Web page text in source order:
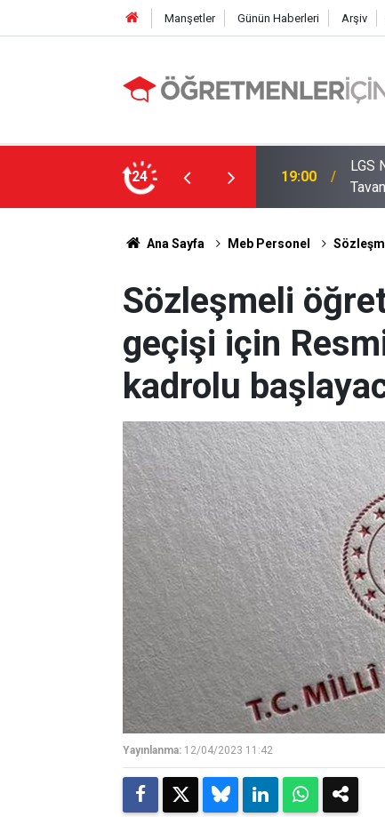
Manşetler Günün Haberleri Arşiv
24
Liselerde Kontenjanlar Bitti, Rekabet
09:05 İlçe
Ana Sayfa Meb Personel
Sözleşmeli
geçişi için
kadrolu
Yayınlanma: 12/04/2023 11:42